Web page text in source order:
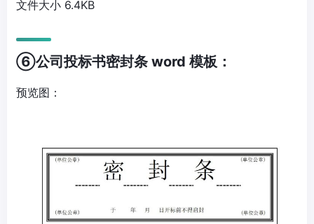
文件大小 6.4KB
⑥公司投标书密封条 word 模板：
预览图：